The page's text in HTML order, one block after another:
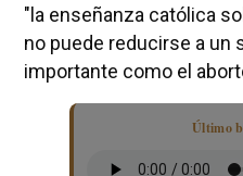
"la enseñanza católica
no puede reducirse a un
importante como el
Último